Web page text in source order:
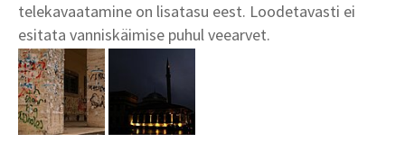
telekavaatamine on lisatasu eest. Loodetavasti ei
esitata vanniskäimise puhul veearvet.